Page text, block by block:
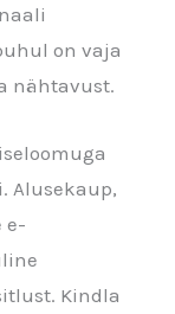
on vaja
nähtavust.
Alusekaup,
e-
Kindla